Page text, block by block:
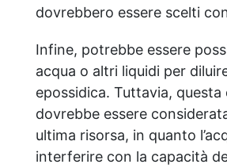
dovrebbero essere scelti
Infine, potrebbe essere
acqua o altri liquidi per
epossidica. Tuttavia, questa
dovrebbe essere
ultima risorsa, in quanto
interferire con la capacità